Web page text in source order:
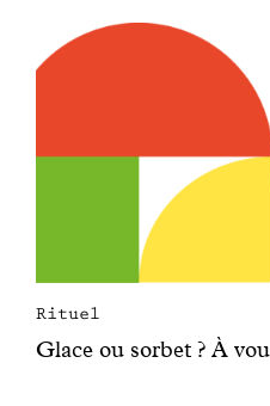
Rituel
Glace ou sorbet ? À